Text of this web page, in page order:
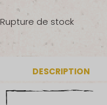
Rupture de stock
DESCRIPTION